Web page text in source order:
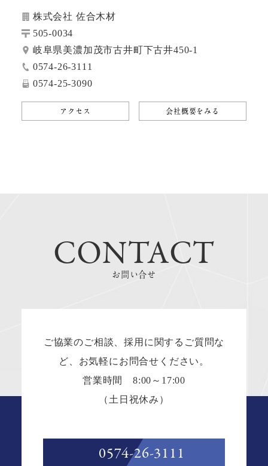
株式会社 佐合木材
505-0034
岐阜県美濃加茂市古井町下古井450-1
0574-26-3111
0574-25-3090
アクセス 会社概要をみる
CONTACT
お問い合せ
ご協業のご相談、採用に関するご質問な
ど、お気軽にお問合せください。
営業時間 8:00～17:00
（土日祝休み）
0574-26-3111